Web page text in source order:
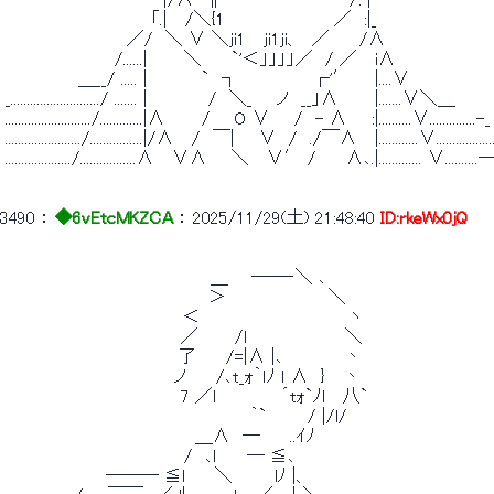
「.|　 /＼{1　　　　　　　　　／　:|_
／/　＼ ∨ ＼ji1　 ji1ji、　／ 　　/∧
/......|　　　＼　　 `'＜」」」」／　/ ／　 i∧
＿__/ ..... |　　　　 `　┐　　　　　　┌'′　　|....∨
_.........................../ ....... |　　　　　/　＼_　　ノ　__」∧　　　|.......∨＼＿
........................../.............|∧　　　/　　O ∨　　/　- ∧　　:|..........∨..............-
......................./................|/∧　 /　￣|　　∨　/　./￣∧　
..................../.................∧　 ∨∧　　＼　 ∨′ /　　 ∧､.|.............
3490 ： ◆6vEtcMKZCA ： 2025/11/29(土) 21:48:40 ID:rkeWx0jQ
＿ 　 ――‐＼ ､
＞　　　　　　　　 ＼
＜　　　　　　 　 　 　 　 ヽ
／　　　/ｌ　　　　　　　　＼
了　　 /=|∧ |､　　　　
ノ　　 /､t_ｫ｀ｌﾉ ｌ ∧　}
7 ／l　　 　 　 ´tｫ`ﾉl　 八`　　　　　　　　　　　　　
｀` 　 　 /
＿∧　―　　 ..ｲﾉ　　　　　　　　　　　　　　　 　 　
/　､ｌ　　 ―
――― ≦l　　 ＼　　　 lﾉ |、　　　　　　　　　　　　　　　　